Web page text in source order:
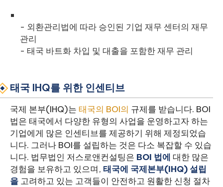
- 외환관리법에 따라 승인된 기업 재무 센터의 재무
관리
- 태국 바트화 차입 및 대출을 포함한 재무 관리
태국 IHQ를 위한 인센티브
국제 본부(IHQ)는 태국의 BOI의 규제를 받습니다. BOI
법은 태국에서 다양한 유형의 사업을 운영하고자 하는
기업에게 많은 인센티브를 제공하기 위해 제정되었습
니다. 그러나 BOI를 설립하는 것은 다소 복잡할 수 있습
니다. 법무법인 저스로앤컨설팅은 BOI 법에 대한 많은
경험을 보유하고 있으며, 태국에 국제본부(IHQ) 설립
을 고려하고 있는 고객들이 안전하고 원활한 신청 절차